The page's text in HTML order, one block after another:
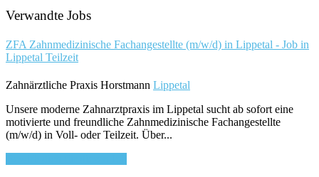
Verwandte Jobs
ZFA Zahnmedizinische Fachangestellte (m/w/d) in Lippetal - Job in
Lippetal Teilzeit
Zahnärztliche Praxis Horstmann Lippetal
Unsere moderne Zahnarztpraxis im Lippetal sucht ab sofort eine
motivierte und freundliche Zahnmedizinische Fachangestellte
(m/w/d) in Voll- oder Teilzeit. Über...